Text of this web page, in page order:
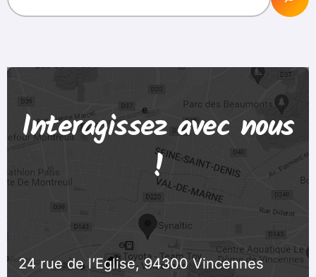
Interagissez avec nous
!
24 rue de l’Eglise, 94300 Vincennes